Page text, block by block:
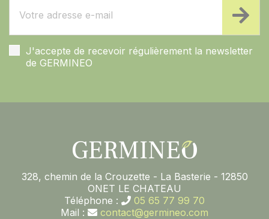
J'accepte de recevoir régulièrement la newsletter
de GERMINEO
328, chemin de la Crouzette - La Basterie - 12850
ONET LE CHATEAU
Téléphone :
05 65 77 99 70
Mail :
contact@germineo.com